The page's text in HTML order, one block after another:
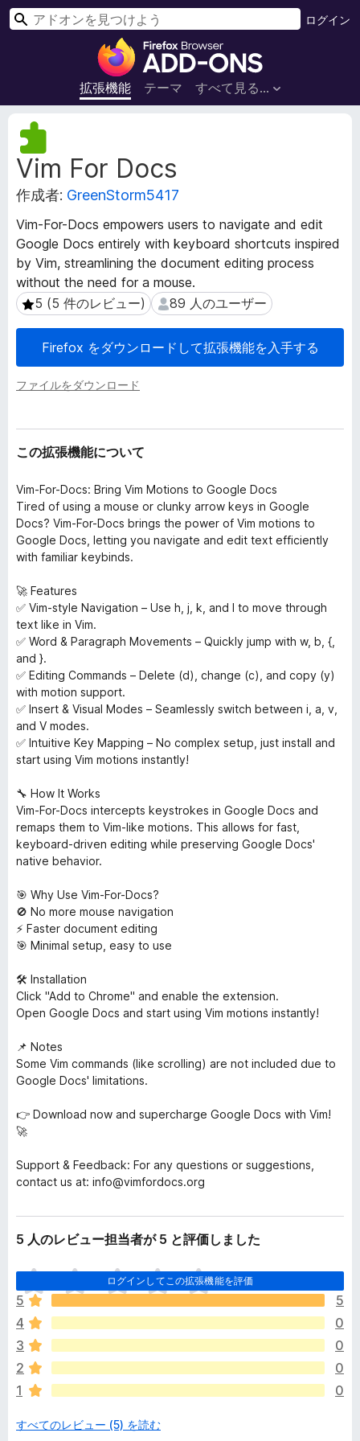
F
r
e
ウ
ザ
ー
ア
ド
オ
拡張機能 テーマ すべて見る...
ログイン
検
Vim For Docs
作成者: GreenStorm5417
Vim-For-Docs empowers users to navigate and edit
Google Docs entirely with keyboard shortcuts inspired
by Vim, streamlining the document editing process
without the need for a mouse.
5 (5 件のレビュー)
5 (5 件のレビュー) 89 人のユーザー
89 人のユーザー
Firefox をダウンロードして拡張機能を入手する
ファイルをダウンロード
拡
張
機
能
メ
デ
ー
タ
この拡張機能について
Vim-For-Docs: Bring Vim Motions to Google Docs
Tired of using a mouse or clunky arrow keys in Google
Docs? Vim-For-Docs brings the power of Vim motions to
Google Docs, letting you navigate and edit text efficiently
with familiar keybinds.
🚀 Features
✅ Vim-style Navigation – Use h, j, k, and l to move through
text like in Vim.
✅ Word & Paragraph Movements – Quickly jump with w, b, {,
and }.
✅ Editing Commands – Delete (d), change (c), and copy (y)
with motion support.
✅ Insert & Visual Modes – Seamlessly switch between i, a, v,
and V modes.
✅ Intuitive Key Mapping – No complex setup, just install and
start using Vim motions instantly!
🔧 How It Works
Vim-For-Docs intercepts keystrokes in Google Docs and
remaps them to Vim-like motions. This allows for fast,
keyboard-driven editing while preserving Google Docs'
native behavior.
🎯 Why Use Vim-For-Docs?
🚫 No more mouse navigation
⚡ Faster document editing
🎯 Minimal setup, easy to use
🛠 Installation
Click "Add to Chrome" and enable the extension.
Open Google Docs and start using Vim motions instantly!
📌 Notes
Some Vim commands (like scrolling) are not included due to
Google Docs' limitations.
👉 Download now and supercharge Google Docs with Vim!
🚀
Support & Feedback: For any questions or suggestions,
contact us at: info@vimfordocs.org
5 人のレビュー担当者が 5 と評価しました
ログインしてこの拡張機能を評価
ま
だ
評
価
さ
れ
て
い
せ
5
5
4
0
3
0
2
0
1
0
すべてのレビュー (5) を読む